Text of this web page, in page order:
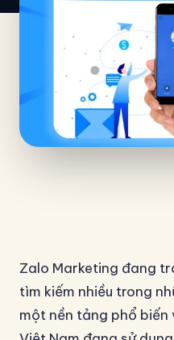
Zalo Marketing đang
tìm kiếm nhiều trong
một nền tảng phổ